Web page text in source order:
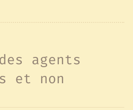
agents
et non